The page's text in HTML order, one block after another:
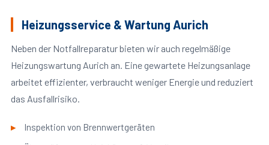
Heizungsservice & Wartung Aurich
Neben der Notfallreparatur bieten wir auch regelmäßige
Heizungswartung Aurich an. Eine gewartete Heizungsanlage
arbeitet effizienter, verbraucht weniger Energie und reduziert
das Ausfallrisiko.
Inspektion von Brennwertgeräten